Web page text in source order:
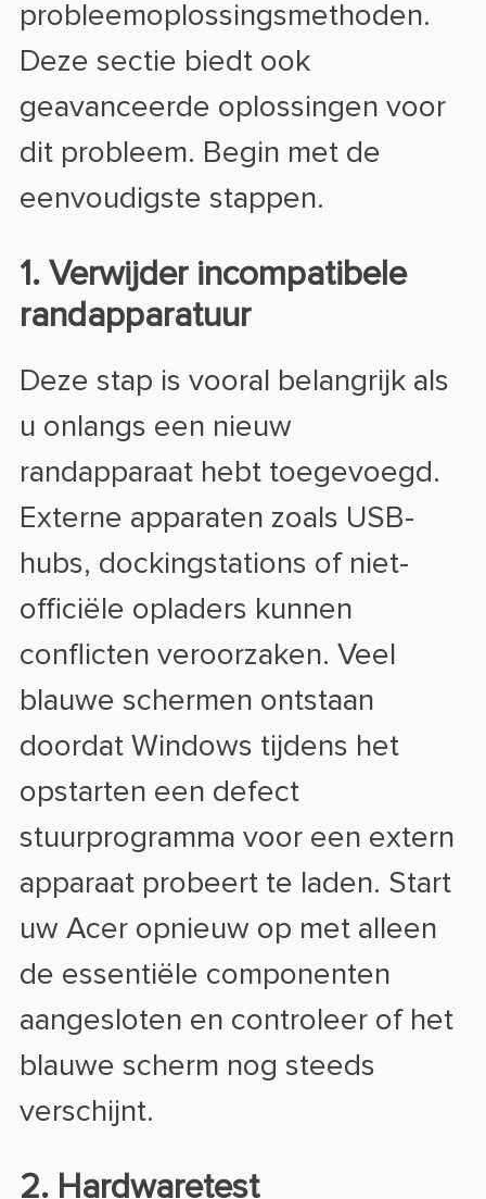
probleemoplossingsmethoden.
Deze sectie biedt ook
geavanceerde oplossingen voor
dit probleem. Begin met de
eenvoudigste stappen.
1. Verwijder incompatibele
randapparatuur
Deze stap is vooral belangrijk als
u onlangs een nieuw
randapparaat hebt toegevoegd.
Externe apparaten zoals USB-
hubs, dockingstations of niet-
officiële opladers kunnen
conflicten veroorzaken. Veel
blauwe schermen ontstaan
doordat Windows tijdens het
opstarten een defect
stuurprogramma voor een extern
apparaat probeert te laden. Start
uw Acer opnieuw op met alleen
de essentiële componenten
aangesloten en controleer of het
blauwe scherm nog steeds
verschijnt.
2. Hardwaretest